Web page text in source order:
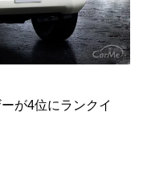
が4位にランクイ